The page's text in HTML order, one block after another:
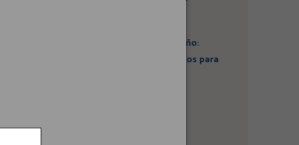
Artigo: Super El Niño:
estamos preparados para